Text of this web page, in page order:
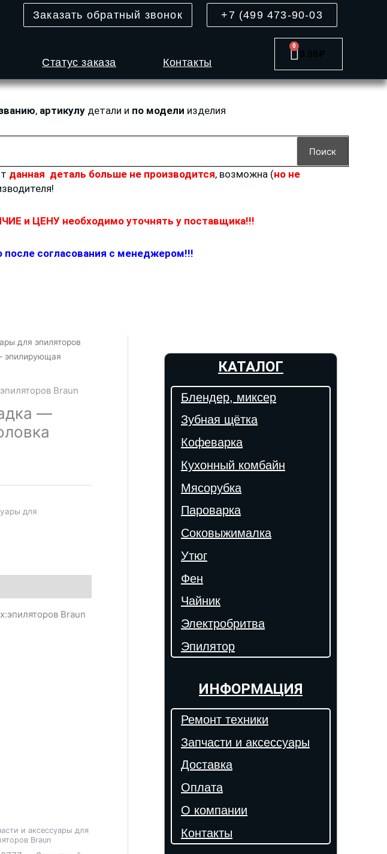
Заказать обратный звонок +7 (499 473-90-03
Статус заказа Контакты
0.00₽
0
Cart
, артикулу детали и по модели изделия
Поиск
данная деталь больше не производится, возможна (но не
и ЦЕНУ необходимо уточнять у поставщика!!!
после согласования с менеджером!!!
для эпиляторов
Braun
—
для
Braun
и аксессуары для
Braun
КАТАЛОГ
Блендер, миксер
Зубная щётка
Кофеварка
Кухонный комбайн
Мясорубка
Пароварка
Соковыжималка
Утюг
Фен
Чайник
Электробритва
Эпилятор
ИНФОРМАЦИЯ
Ремонт техники
Запчасти и аксессуары
Доставка
Оплата
О компании
Контакты